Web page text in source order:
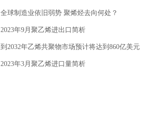
全球制造业依旧弱势 聚烯烃去向何处？
2023年9月聚乙烯进出口简析
到2032年乙烯共聚物市场预计将达到860亿美元
2023年3月聚乙烯进口量简析